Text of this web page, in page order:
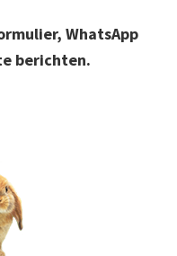
WhatsApp
berichten.